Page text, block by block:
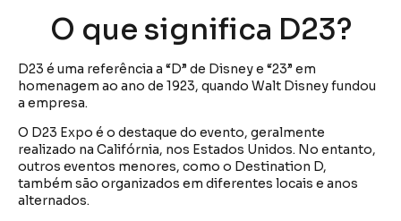
O que significa D23?
D23 é uma referência a “D” de Disney e “23” em
homenagem ao ano de 1923, quando Walt Disney fundou
a empresa.
O D23 Expo é o destaque do evento, geralmente
realizado na Califórnia, nos Estados Unidos. No entanto,
outros eventos menores, como o Destination D,
também são organizados em diferentes locais e anos
alternados.